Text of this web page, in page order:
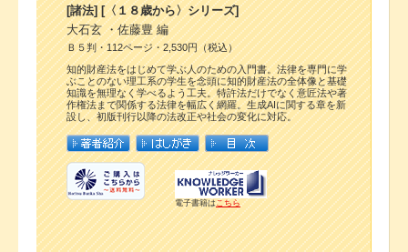
[諸法] [〈１８歳から〉シリーズ]
大石玄 ・佐藤豊 編
Ｂ５判・112ページ・2,530円（税込）
知的財産法をはじめて学ぶ人のための入門書。法律を専門に学
ぶことのない理工系の学生を念頭に知的財産法の全体像と基礎
知識を無理なく学べるよう工夫。特許法だけでなく意匠法や著
作権法まで関係する法律を幅広く網羅。生成AIに関する章を新
設し、初版刊行以降の法改正や社会の変化に対応。
電子書籍はこちら